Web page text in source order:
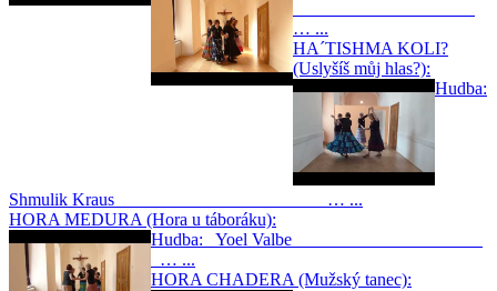
… ...
HA´TISHMA KOLI?
(Uslyšíš můj hlas?):
Hudba:
Shmulik Kraus … ...
HORA MEDURA (Hora u táboráku):
Hudba: Yoel Valbe
… ...
HORA CHADERA (Mužský tanec):